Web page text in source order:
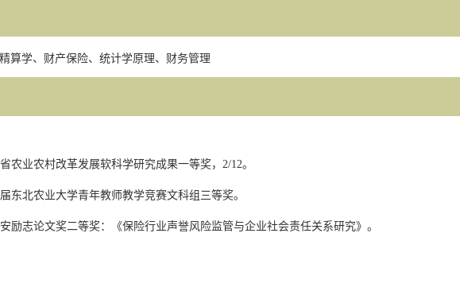
算学、财产保险、统计学原理、财务管理
农业农村改革发展软科学研究成果一等奖， 2/12。
东北农业大学青年教师教学竞赛文科组三等奖。
励志论文奖二等奖：《保险行业声誉风险监管与企业社会责任关系研究》。